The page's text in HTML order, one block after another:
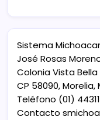
Sistema
José Rosas
Colonia Vista Bella
CP 58090, Morelia,
Teléfono (01)
Contacto